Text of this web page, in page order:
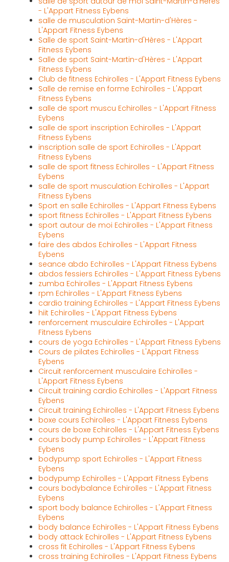
- L'Appart Fitness Eybens
salle de musculation Saint-Martin-d'Hères -
L'Appart Fitness Eybens
Salle de sport Saint-Martin-d'Hères - L'Appart
Fitness Eybens
Salle de sport Saint-Martin-d'Hères - L'Appart
Fitness Eybens
Club de fitness Echirolles - L'Appart Fitness Eybens
Salle de remise en forme Echirolles - L'Appart
Fitness Eybens
salle de sport muscu Echirolles - L'Appart Fitness
Eybens
salle de sport inscription Echirolles - L'Appart
Fitness Eybens
inscription salle de sport Echirolles - L'Appart
Fitness Eybens
salle de sport fitness Echirolles - L'Appart Fitness
Eybens
salle de sport musculation Echirolles - L'Appart
Fitness Eybens
Sport en salle Echirolles - L'Appart Fitness Eybens
sport fitness Echirolles - L'Appart Fitness Eybens
sport autour de moi Echirolles - L'Appart Fitness
Eybens
faire des abdos Echirolles - L'Appart Fitness
Eybens
seance abdo Echirolles - L'Appart Fitness Eybens
abdos fessiers Echirolles - L'Appart Fitness Eybens
zumba Echirolles - L'Appart Fitness Eybens
rpm Echirolles - L'Appart Fitness Eybens
cardio training Echirolles - L'Appart Fitness Eybens
hiit Echirolles - L'Appart Fitness Eybens
renforcement musculaire Echirolles - L'Appart
Fitness Eybens
cours de yoga Echirolles - L'Appart Fitness Eybens
Cours de pilates Echirolles - L'Appart Fitness
Eybens
Circuit renforcement musculaire Echirolles -
L'Appart Fitness Eybens
Circuit training cardio Echirolles - L'Appart Fitness
Eybens
Circuit training Echirolles - L'Appart Fitness Eybens
boxe cours Echirolles - L'Appart Fitness Eybens
cours de boxe Echirolles - L'Appart Fitness Eybens
cours body pump Echirolles - L'Appart Fitness
Eybens
bodypump sport Echirolles - L'Appart Fitness
Eybens
bodypump Echirolles - L'Appart Fitness Eybens
cours bodybalance Echirolles - L'Appart Fitness
Eybens
sport body balance Echirolles - L'Appart Fitness
Eybens
body balance Echirolles - L'Appart Fitness Eybens
body attack Echirolles - L'Appart Fitness Eybens
cross fit Echirolles - L'Appart Fitness Eybens
cross training Echirolles - L'Appart Fitness Eybens